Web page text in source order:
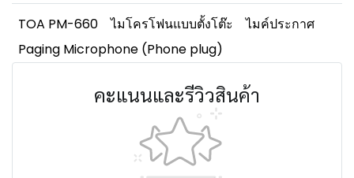
TOA PM-660 ไมโครโฟนแบบตั้งโต๊ะ
ไมค์ประกาศ
Paging Microphone (Phone plug)
คะแนนและรีวิวสินค้า